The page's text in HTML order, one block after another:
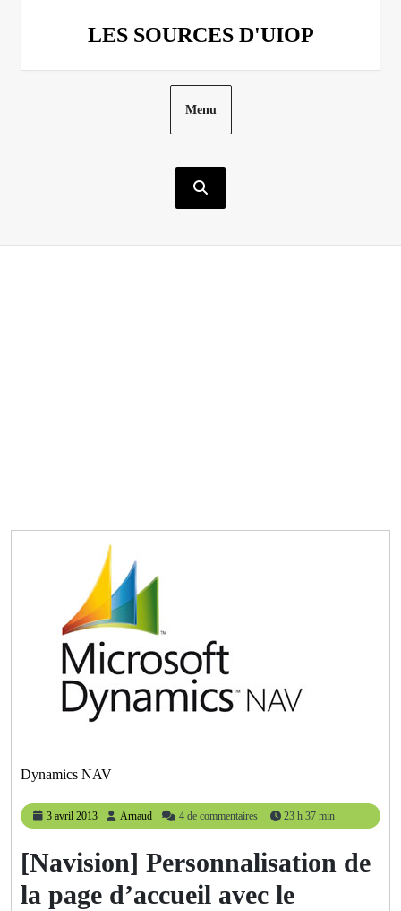
LES SOURCES D'UIOP
Menu
Dynamics NAV
3 avril 2013
avril
Arnaud Arnaud4 de commentaires 23 h 37 min
[Navision] Personnalisation de
la page d’accueil avec le